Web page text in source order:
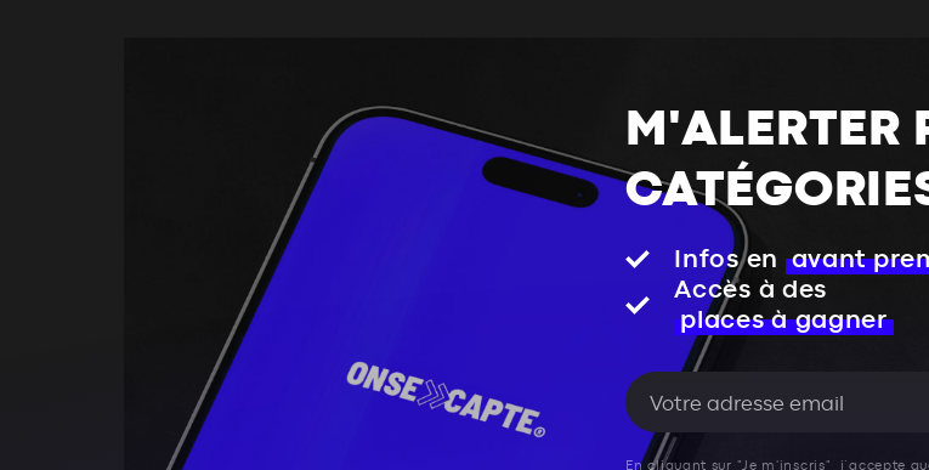
M'ALERTER
Infos en avant
Accès à des
places à gagner
En cliquant sur "Je m'inscris", j’accepte